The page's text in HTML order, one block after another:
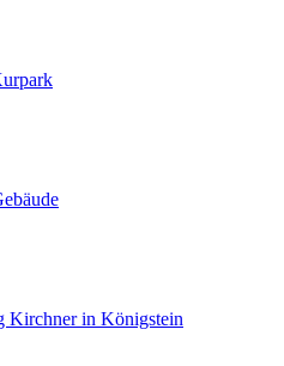
Kirchner in Königstein